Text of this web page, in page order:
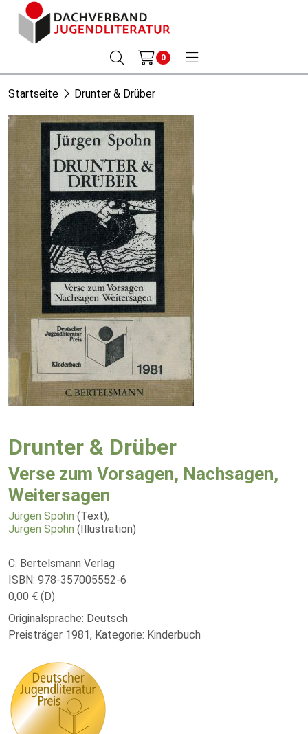
0
Startseite Drunter & Drüber
Drunter & Drüber
Verse zum Vorsagen, Nachsagen,
Weitersagen
Jürgen Spohn (Text),
Jürgen Spohn (Illustration)
C. Bertelsmann Verlag
ISBN: 978-357005552-6
0,00 € (D)
Originalsprache: Deutsch
Preisträger 1981, Kategorie: Kinderbuch